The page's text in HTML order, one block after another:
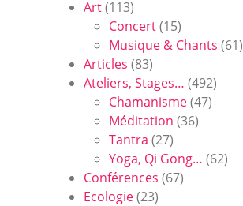
Art(113)
Concert(15)
Musique & Chants (61)
Articles (83)
Ateliers, Stages… (492)
Chamanisme(47)
Méditation (36)
Tantra (27)
Yoga, Qi Gong… (62)
Conférences (67)
Ecologie(23)